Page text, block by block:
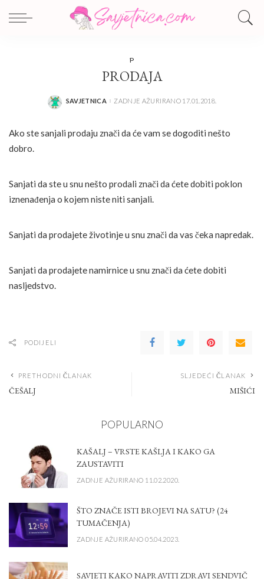
P
PRODAJA
POSTED
SAVJETNICA ZADNJE AŽURIRANO 17.01.2018.
Ako ste sanjali prodaju znači da će vam se dogoditi nešto
dobro.
Sanjati da ste u snu nešto prodali znači da ćete dobiti poklon
iznenađenja o kojem niste niti sanjali.
Sanjati da prodajete životinje u snu znači da vas čeka napredak.
Sanjati da prodajete namirnice u snu znači da ćete dobiti
nasljedstvo.
PODIJELI
PRETHODNI ČLANAK
ČEŠALJ
SLJEDEĆI ČLANAK
MIŠIĆI
POPULARNO
KAŠALJ – VRSTE KAŠLJA I KAKO GA
ZAUSTAVITI
ZADNJE AŽURIRANO 11.02.2020.
ŠTO ZNAČE ISTI BROJEVI NA SATU? (24
TUMAČENJA)
ZADNJE AŽURIRANO 05.04.2023.
SAVJETI KAKO NAPRAVITI ZDRAVI SENDVIČ